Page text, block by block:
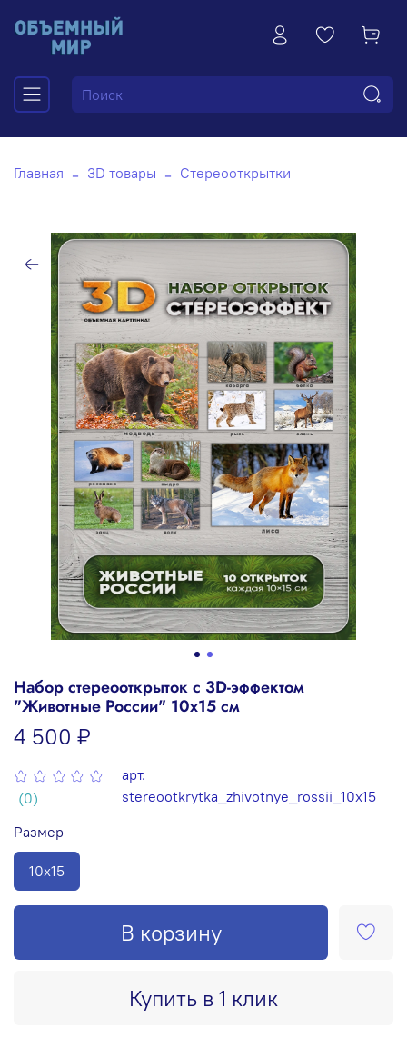
Главная 3D товары Стереооткрытки
(0)
арт.
stereootkrytka_zhivotnye_rossii_10x15
Набор стереооткрыток с 3D-эффектом
"Животные России" 10x15 см
4 500 ₽
В корзину
Купить в 1 клик
Размер
10х15